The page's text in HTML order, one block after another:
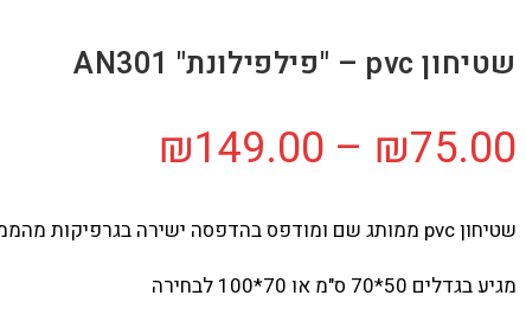
שטיחון pvc – "פילפילונת" AN301
₪75.00
–
₪149.00
עד
שטיחון pvc ממותג שם ומודפס בהדפסה ישירה בגרפיקות מהממות במיוחד .
מגיע בגדלים 50*70 ס"מ או 70*100 לבחירה